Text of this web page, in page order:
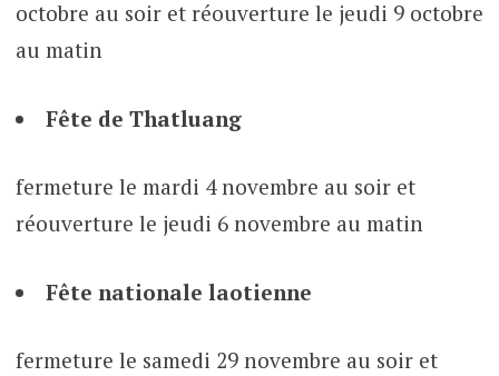
octobre au soir et réouverture le jeudi 9 octobre
au matin
Fête de Thatluang
fermeture le mardi 4 novembre au soir et
réouverture le jeudi 6 novembre au matin
Fête nationale laotienne
fermeture le samedi 29 novembre au soir et